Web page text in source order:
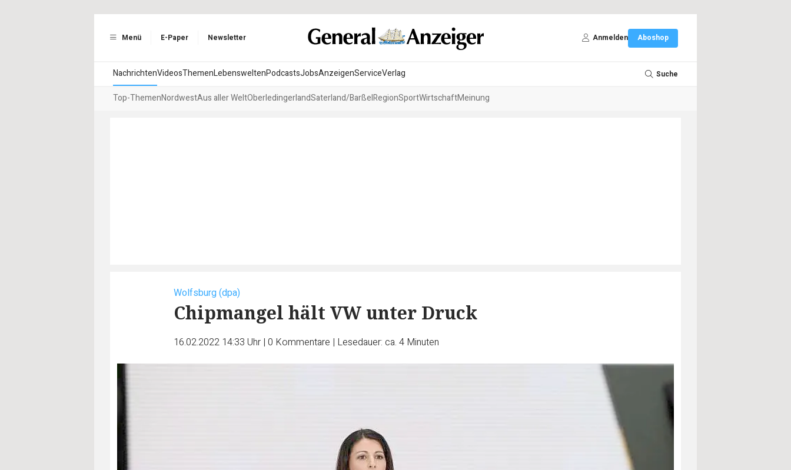
Menü E-Paper Newsletter Anmelden Aboshop
NachrichtenVideosThemenLebensweltenPodcastsJobsAnzeigenServiceVerlag Suche
Top-ThemenNordwestAus aller WeltOberledingerlandSaterland/BarßelRegionSportWirtschaftMeinung
Wolfsburg (dpa)
Chipmangel hält VW unter Druck
16.02.2022 14:33 Uhr | 0 Kommentare | Lesedauer: ca. 4 Minuten